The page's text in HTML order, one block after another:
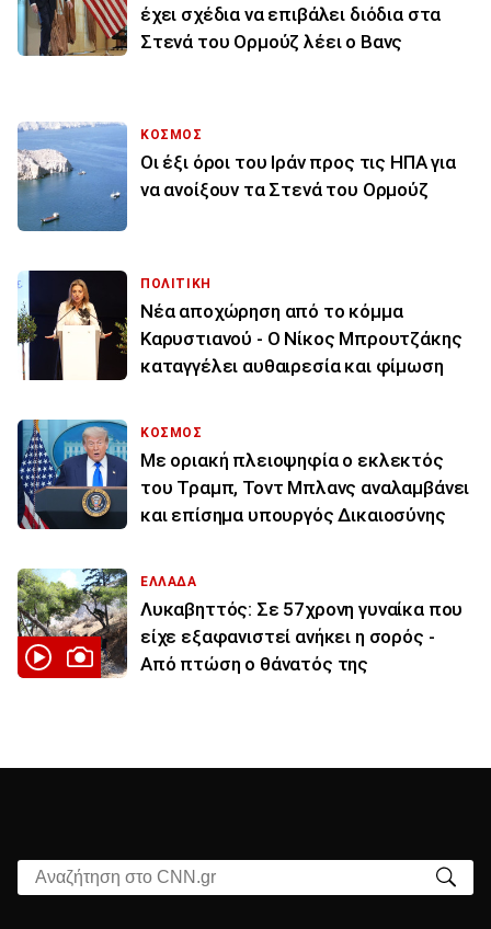
έχει σχέδια να επιβάλει διόδια στα
Στενά του Ορμούζ λέει ο Βανς
ΚΟΣΜΟΣ
Οι έξι όροι του Ιράν προς τις ΗΠΑ για
να ανοίξουν τα Στενά του Ορμούζ
ΠΟΛΙΤΙΚΗ
Νέα αποχώρηση από το κόμμα
Καρυστιανού - Ο Νίκος Μπρουτζάκης
καταγγέλει αυθαιρεσία και φίμωση
ΚΟΣΜΟΣ
Με οριακή πλειοψηφία ο εκλεκτός
του Τραμπ, Τοντ Μπλανς αναλαμβάνει
και επίσημα υπουργός Δικαιοσύνης
ΕΛΛΑΔΑ
Λυκαβηττός: Σε 57χρονη γυναίκα που
είχε εξαφανιστεί ανήκει η σορός -
Από πτώση ο θάνατός της
Αναζήτηση στο CNN.gr